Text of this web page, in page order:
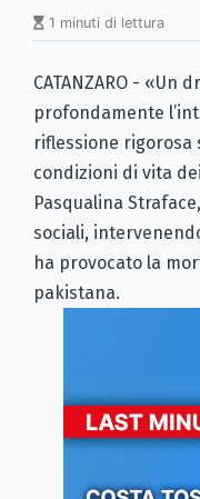
1 minuti di lettura
CATANZARO - «Un
profondamente
riflessione rigorosa
condizioni di vita
Pasqualina
sociali,
ha provocato la
pakistana.